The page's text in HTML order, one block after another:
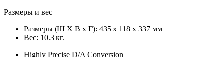
Размеры и вес
Размеры (Ш X В x Г): 435 x 118 x 337 мм
Вес: 10.3 кг.
Highly Precise D/A Conversion